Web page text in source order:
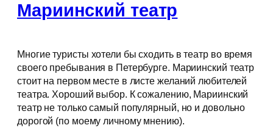
Мариинский театр
Многие туристы хотели бы сходить в театр во время
своего пребывания в Петербурге. Мариинский театр
стоит на первом месте в листе желаний любителей
театра. Хороший выбор. К сожалению, Мариинский
театр не только самый популярный, но и довольно
дорогой (по моему личному мнению).